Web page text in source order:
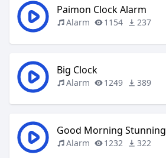
Paimon Clock Alarm
Alarm 1154 237
Big Clock
Alarm 1249 389
Good Morning Stunning
Alarm 1232 322